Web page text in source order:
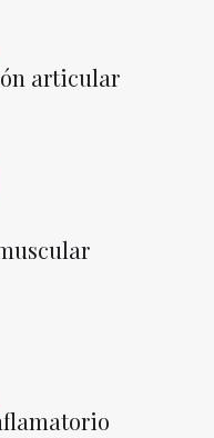
articular